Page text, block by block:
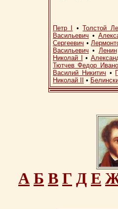
Петр I •Толстой
Васильевич •
Сергеевич •
Васильевич • Ленин
Николай I
•
Тютчев Федор
Василий Никитич •
Николай II
•
А Б В Г Д Е